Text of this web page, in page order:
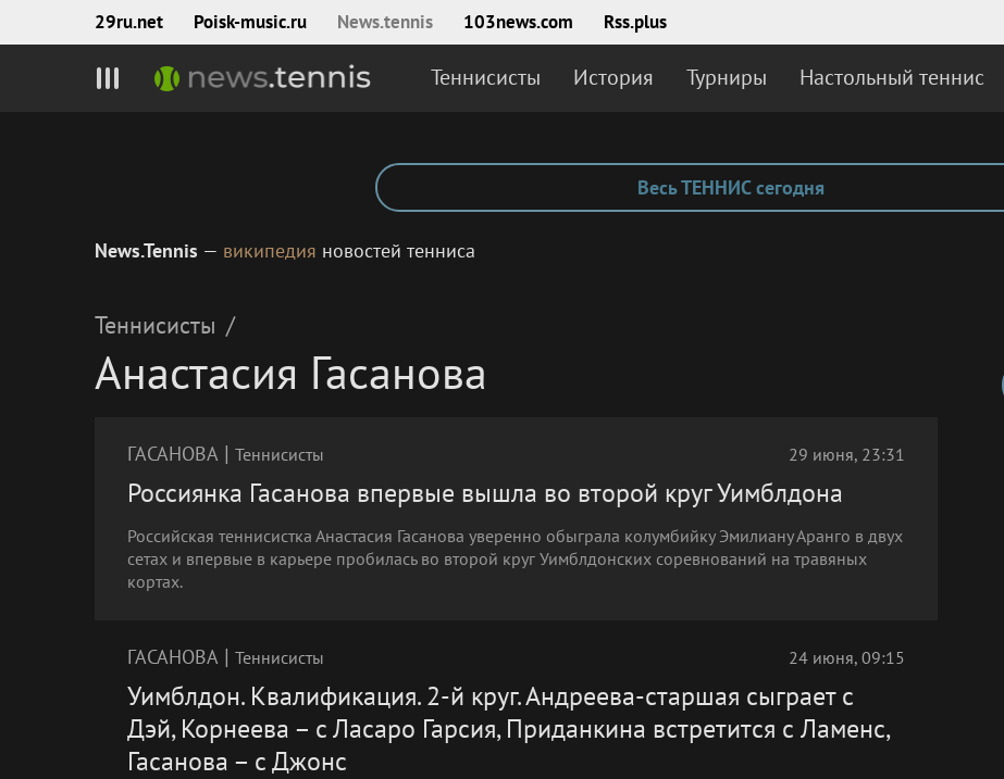
29ru.net Poisk‑music.ru News.tennis 103news.com Rss.plus
Теннисисты История Турниры Настольный теннис
Весь ТЕННИС сегодня
News.Tennis — википедия новостей тенниса
Теннисисты /
Анастасия Гасанова
ГАСАНОВА | Теннисисты 29 июня, 23:31
Россиянка Гасанова впервые вышла во второй круг Уимблдона
Российская теннисистка Анастасия Гасанова уверенно обыграла колумбийку Эмилиану Аранго в двух
сетах и впервые в карьере пробилась во второй круг Уимблдонских соревнований на травяных
кортах.
ГАСАНОВА | Теннисисты 24 июня, 09:15
Уимблдон. Квалификация. 2-й круг. Андреева-старшая сыграет с
Дэй, Корнеева – c Ласаро Гарсия, Приданкина встретится с Ламенс,
Гасанова – с Джонс